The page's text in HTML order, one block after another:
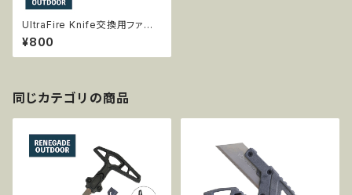
UltraFire Knife交換用ファイ
アースチールロッド 2本入
¥800
同じカテゴリの商品